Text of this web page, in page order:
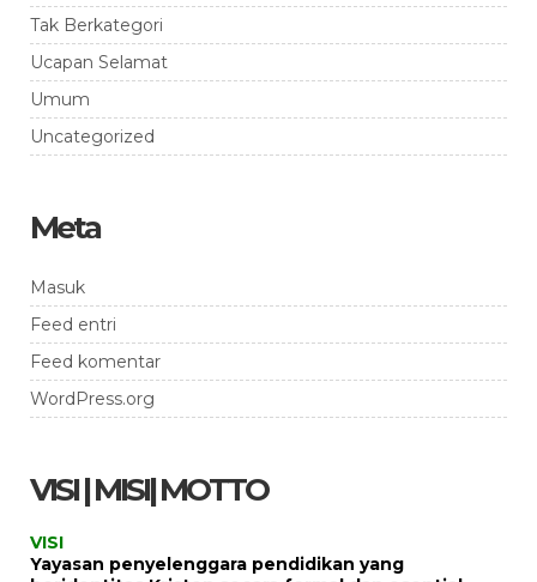
Tak Berkategori
Ucapan Selamat
Umum
Uncategorized
Meta
Masuk
Feed entri
Feed komentar
WordPress.org
VISI | MISI| MOTTO
VISI
Yayasan penyelenggara pendidikan yang